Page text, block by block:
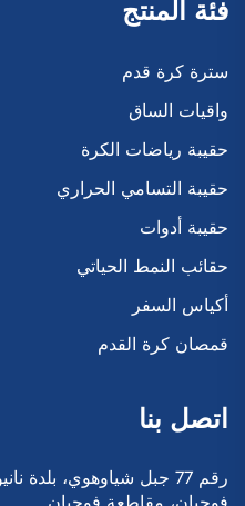
فئة المنتج
سترة كرة قدم
واقيات الساق
حقيبة رياضات الكرة
حقيبة التسامي الحراري
حقيبة أدوات
حقائب النمط الحياتي
أكياس السفر
قمصان كرة القدم
اتصل بنا
رقم 77 جبل شياوهوي، بلدة